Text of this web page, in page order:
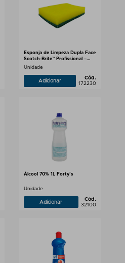
Esponja de Limpeza Dupla Face
Scotch-Brite™ Profissional –
Unitária
Unidade
Adicionar
Cód.
172230
Álcool 70% 1L Forty’s
Unidade
Adicionar
Cód.
32100